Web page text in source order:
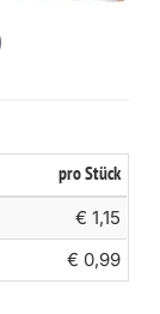
pro Stück
€ 1,15
€ 0,99